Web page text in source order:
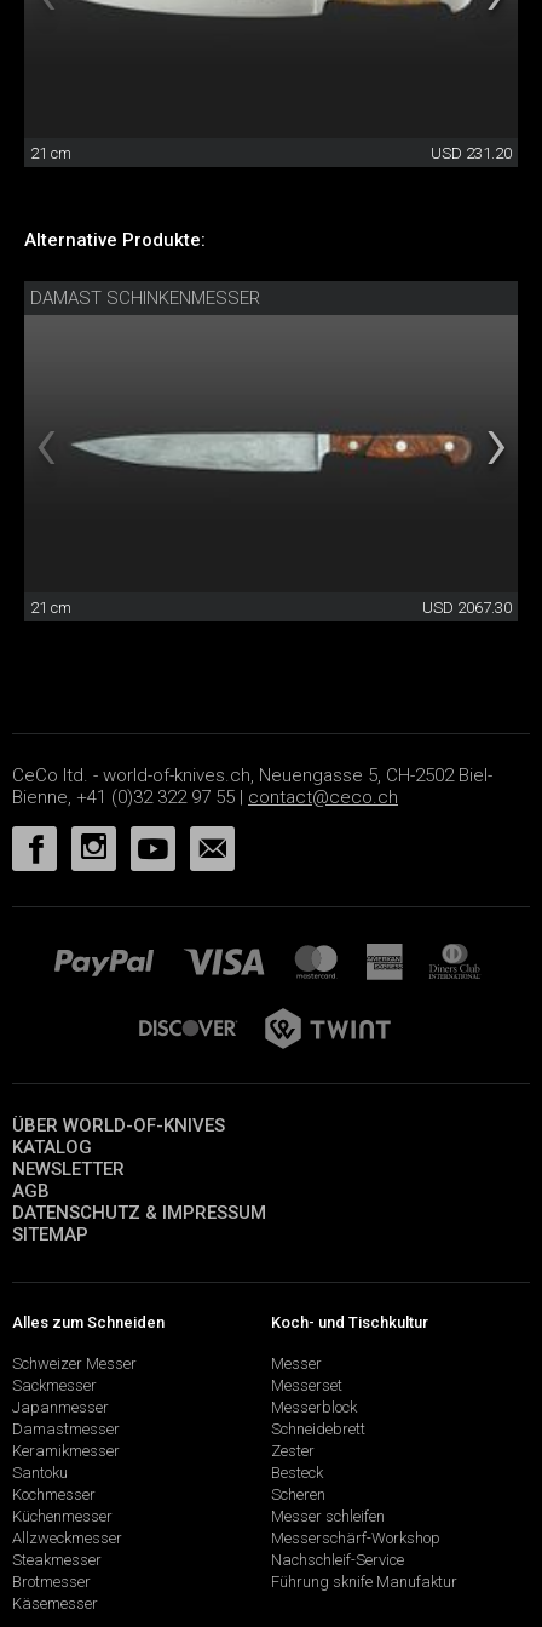
21 cm USD 231.20
Alternative Produkte:
DAMAST SCHINKENMESSER
21 cm USD 2067.30
CeCo ltd. - world-of-knives.ch, Neuengasse 5, CH-2502 Biel-
Bienne, +41 (0)32 322 97 55 | contact@ceco.ch
ÜBER WORLD-OF-KNIVES
KATALOG
NEWSLETTER
AGB
DATENSCHUTZ & IMPRESSUM
SITEMAP
Alles zum Schneiden
Schweizer Messer
Sackmesser
Japanmesser
Damastmesser
Keramikmesser
Santoku
Kochmesser
Küchenmesser
Allzweckmesser
Steakmesser
Brotmesser
Käsemesser
Koch- und Tischkultur
Messer
Messerset
Messerblock
Schneidebrett
Zester
Besteck
Scheren
Messer schleifen
Messerschärf-Workshop
Nachschleif-Service
Führung sknife Manufaktur